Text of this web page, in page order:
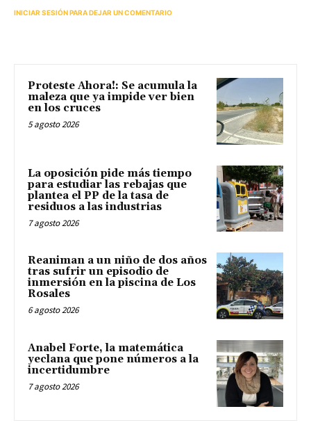
INICIAR SESIÓN PARA DEJAR UN COMENTARIO
Proteste Ahora!: Se acumula la
maleza que ya impide ver bien
en los cruces
5 agosto 2026
La oposición pide más tiempo
para estudiar las rebajas que
plantea el PP de la tasa de
residuos a las industrias
7 agosto 2026
Reaniman a un niño de dos años
tras sufrir un episodio de
inmersión en la piscina de Los
Rosales
6 agosto 2026
Anabel Forte, la matemática
yeclana que pone números a la
incertidumbre
7 agosto 2026